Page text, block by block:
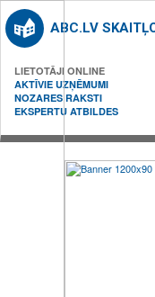
ABC.LV
LIETOTĀJI ONLINE
AKTĪVIE UZŅĒMUMI
NOZARES RAKSTI
EKSPERTU ATBILDES